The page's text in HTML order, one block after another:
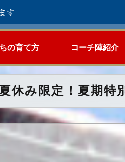
の育て方 コーチ陣紹介
休み限定！夏期